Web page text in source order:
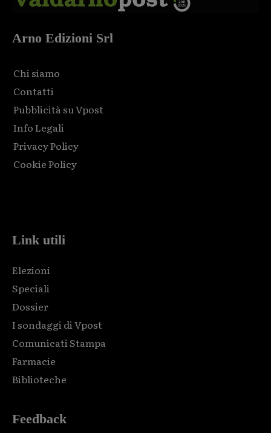
Arno Edizioni Srl
Chi siamo
Contatti
Pubblicità su Vpost
Info Legali
Privacy Policy
Cookie Policy
Link utili
Elezioni
Speciali
Dossier
I sondaggi di Vpost
Comunicati Stampa
Farmacie
Biblioteche
Feedback